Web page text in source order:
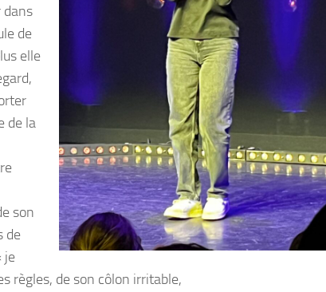
dans
de
elle
de la
son
de
je
règles, de son côlon irritable,